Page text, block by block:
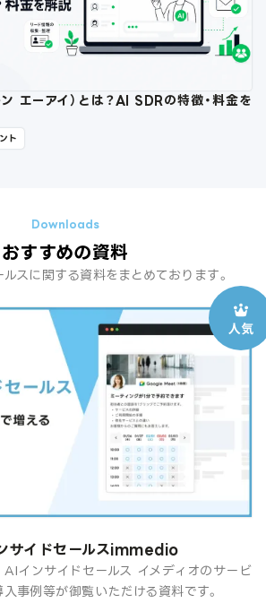
エーアイ）とは？AI SDRの特徴・料金を
ト
おすすめの資料
スに関する資料をまとめております。
サイドセールスimmedio
AIインサイドセールス イメディオのサービ
入事例等が御覧いただける資料です。